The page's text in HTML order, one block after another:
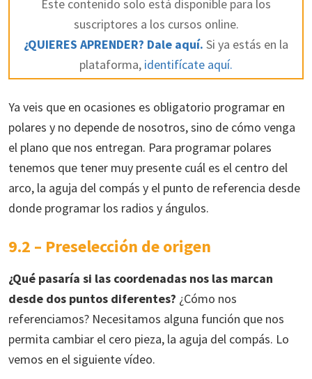
Este contenido solo está disponible para los
suscriptores a los cursos online.
¿QUIERES APRENDER? Dale aquí. Si ya estás en la
plataforma, identifícate aquí.
Ya veis que en ocasiones es obligatorio programar en
polares y no depende de nosotros, sino de cómo venga
el plano que nos entregan. Para programar polares
tenemos que tener muy presente cuál es el centro del
arco, la aguja del compás y el punto de referencia desde
donde programar los radios y ángulos.
9.2 – Preselección de origen
¿Qué pasaría si las coordenadas nos las marcan
desde dos puntos diferentes? ¿Cómo nos
referenciamos? Necesitamos alguna función que nos
permita cambiar el cero pieza, la aguja del compás. Lo
vemos en el siguiente vídeo.